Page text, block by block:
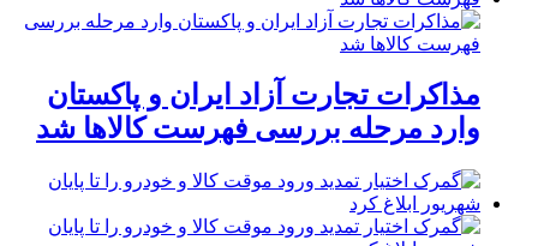
مذاکرات تجارت آزاد ایران و پاکستان
وارد مرحله بررسی فهرست کالاها شد